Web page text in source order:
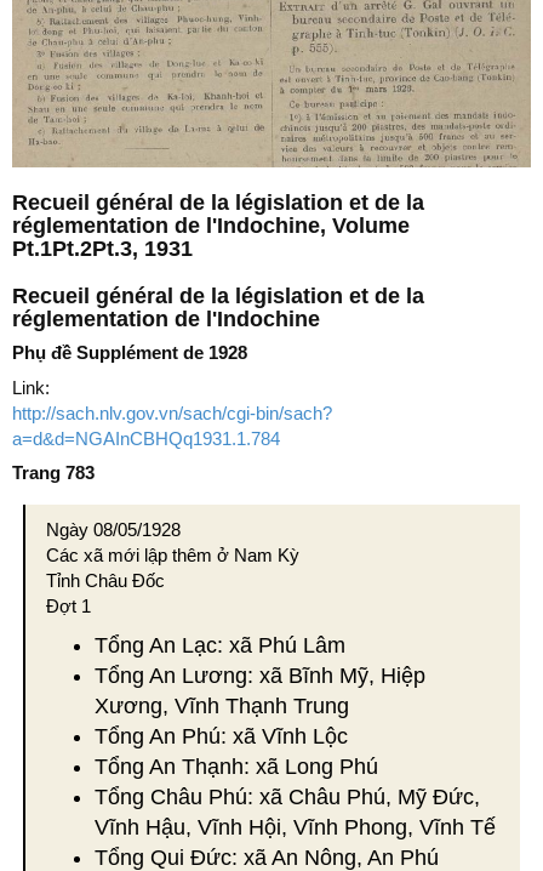
Recueil général de la législation et de la
réglementation de l'Indochine, Volume
Pt.1Pt.2Pt.3, 1931
Recueil général de la législation et de la
réglementation de l'Indochine
Phụ đề Supplément de 1928
Link:
http://sach.nlv.gov.vn/sach/cgi-bin/sach?
a=d&d=NGAInCBHQq1931.1.784
Trang 783
Ngày 08/05/1928
Các xã mới lập thêm ở Nam Kỳ
Tỉnh Châu Đốc
Đợt 1
Tổng An Lạc: xã Phú Lâm
Tổng An Lương: xã Bĩnh Mỹ, Hiệp
Xương, Vĩnh Thạnh Trung
Tổng An Phú: xã Vĩnh Lộc
Tổng An Thạnh: xã Long Phú
Tổng Châu Phú: xã Châu Phú, Mỹ Đức,
Vĩnh Hậu, Vĩnh Hội, Vĩnh Phong, Vĩnh Tế
Tổng Qui Đức: xã An Nông, An Phú